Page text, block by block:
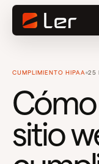
CUMPLIMIENTO HIPAA 25
sitio